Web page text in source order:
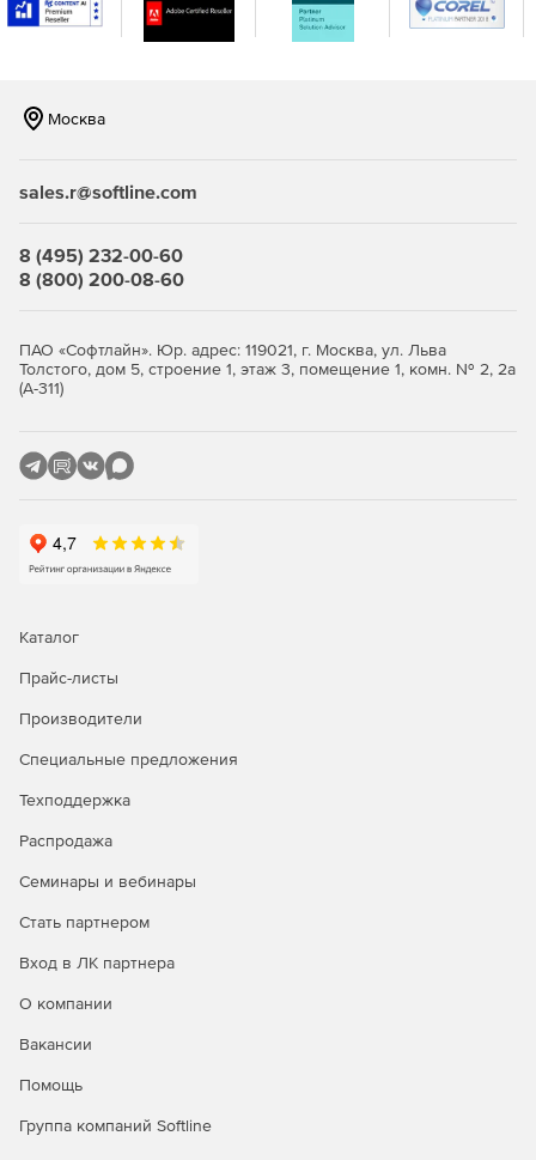
Поддержка практически всех используемых в
настоящее время отечественных и зарубежных сред
Гибкость и удобство администрирования – продукт
соответствуют политике безопасности компании.
Антивирусная проверка потоков данных при
передаче файлов (FTP-трафик) и просмотре сетевых
Единое распоряжение защитой через сетевой узел
управления единым комплексом обеспечения
Отбор прав доступа по типу содержимого, объему
Упорядочивание прав использования сетевых
Повышение быстродействия осмотра данных за счет
ознакомления.
Взаимодействие как с адресацией четвертого
зависимости от типов проверяемых файлов.
Изоляция зараженных объектов в карантине.
конфигурациями серверов защиты и получение от
них отчетов.
Москва
sales.r@softline.com
8 (495) 232-00-60
8 (800) 200-08-60
ПАО «Софтлайн». Юр. адрес: 119021, г. Москва, ул. Льва
Толстого, дом 5, строение 1, этаж 3, помещение 1, комн. № 2, 2а
(А-311)
Каталог
Прайс-листы
Производители
Специальные предложения
Техподдержка
Распродажа
Семинары и вебинары
Стать партнером
Вход в ЛК партнера
О компании
Вакансии
Помощь
Группа компаний Softline